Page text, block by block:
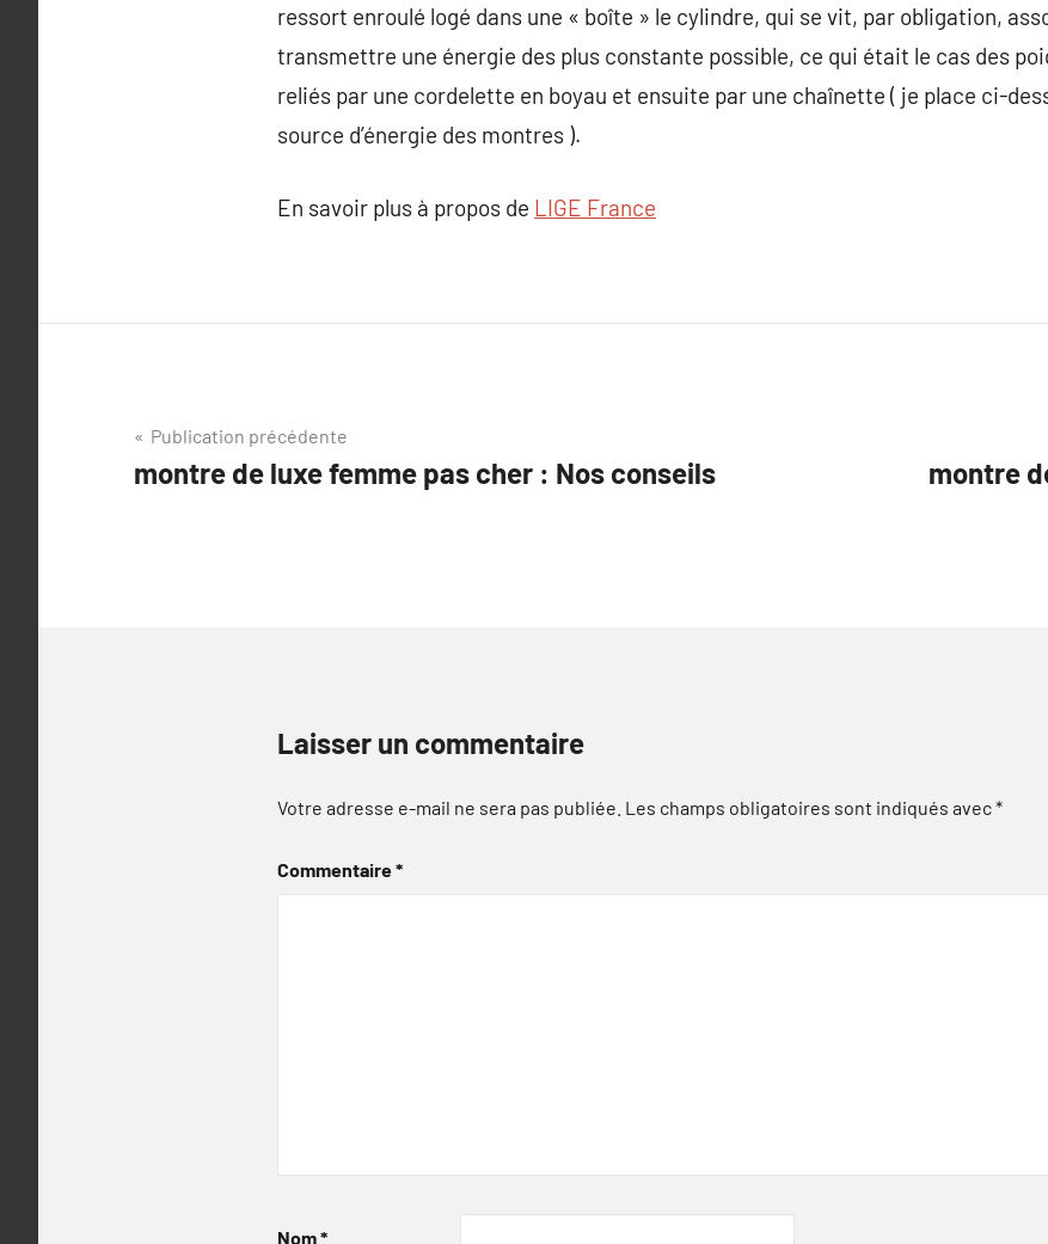
ressort enroulé logé dans une « boîte » le cylindre, qui se vit, par obligation,
transmettre une énergie des plus constante possible, ce qui était le cas des
reliés par une cordelette en boyau et ensuite par une chaînette ( je place ci-
source d’énergie des montres ).
En savoir plus à propos de LIGE France
Navigation
de
Publication précédente
montre de luxe femme pas cher : Nos conseils
montre
Laisser un commentaire
Votre adresse e-mail ne sera pas publiée. Les champs obligatoires sont indiqués avec*
Commentaire*
Nom*